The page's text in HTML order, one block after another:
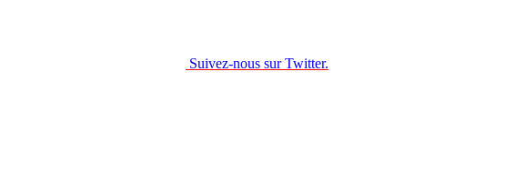
Suivez-nous sur Twitter.